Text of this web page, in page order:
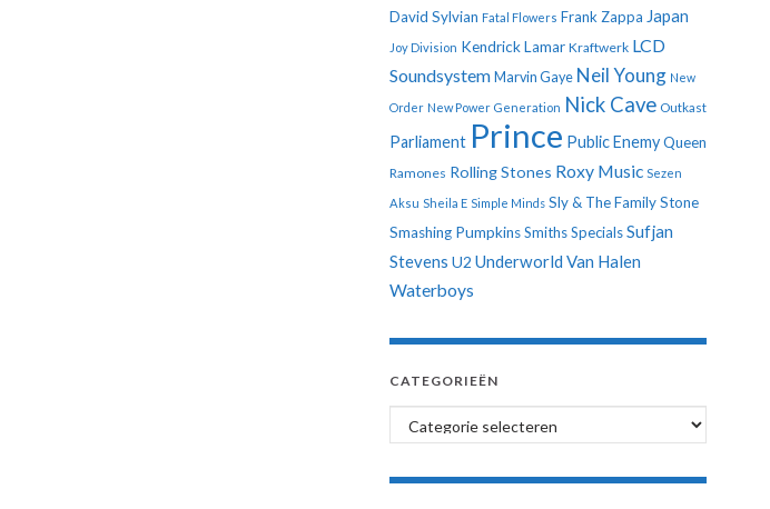
David Sylvian Fatal Flowers Frank Zappa Japan
Joy Division Kendrick Lamar Kraftwerk LCD
Soundsystem Marvin Gaye Neil Young New
Order New Power Generation Nick Cave Outkast
Parliament Prince Public EnemyQueen
Ramones Rolling Stones Roxy Music Sezen
Aksu Sheila E Simple Minds Sly & The Family Stone
Smashing PumpkinsSmithsSpecialsSufjan
Stevens U2 Underworld Van Halen
Waterboys
CATEGORIEËN
Categorieën